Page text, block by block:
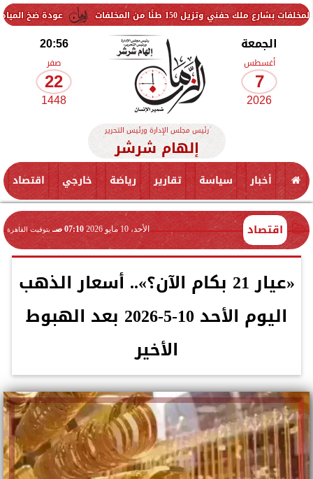
عودة ضخ المياه تدريجيًا لمناطق 150 طنًا من المخلفات
الجمعة
أغسطس
7
2026
20:56
صفر
22
1448
رئيس مجلس الإدارة ورئيس التحرير
إلهام شرشر
أخبار سياسة تقارير رياضة خارجي اقتصاد
اقتصاد الأحد، 10 مايو 2026 07:10 صـ بتوقيت القاهرة
«عيار 21 بكام الآن؟».. أسعار الذهب
اليوم الأحد 10-5-2026 بعد الهبوط
الأخير